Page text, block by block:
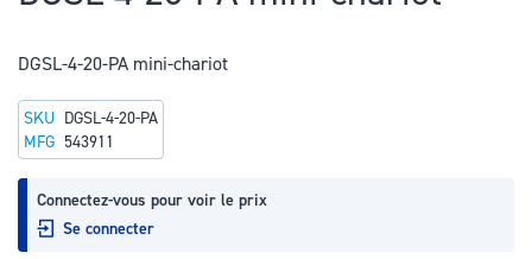
de
la
Galerie
d’images
DGSL-4-20-PA mini-chariot
Connectez-vous pour voir le prix
Se connecter
SKU DGSL-4-20-PA
MFG 543911